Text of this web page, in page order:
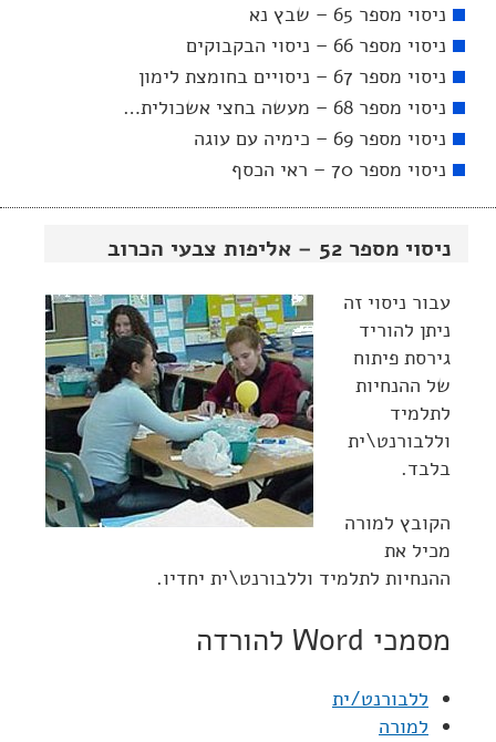
ניסוי מספר 52 – אליפות צבעי הכרוב
עבור ניסוי זה
ניתן להוריד
גירסת פיתוח
של ההנחיות
לתלמיד
וללבורנט\ית
בלבד.
הקובץ למורה
מכיל את
ההנחיות לתלמיד וללבורנט\ית יחדיו.
מסמכי Word להורדה
ללבורנט/ית
למורה
ניסוי מספר 65 – שבץ נא
ניסוי מספר 66 – ניסוי הבקבוקים
ניסוי מספר 67 – ניסויים בחומצת לימון
ניסוי מספר 68 – מעשה בחצי אשכולית…
ניסוי מספר 69 – כימיה עם עוגה
ניסוי מספר 70 – ראי הכסף